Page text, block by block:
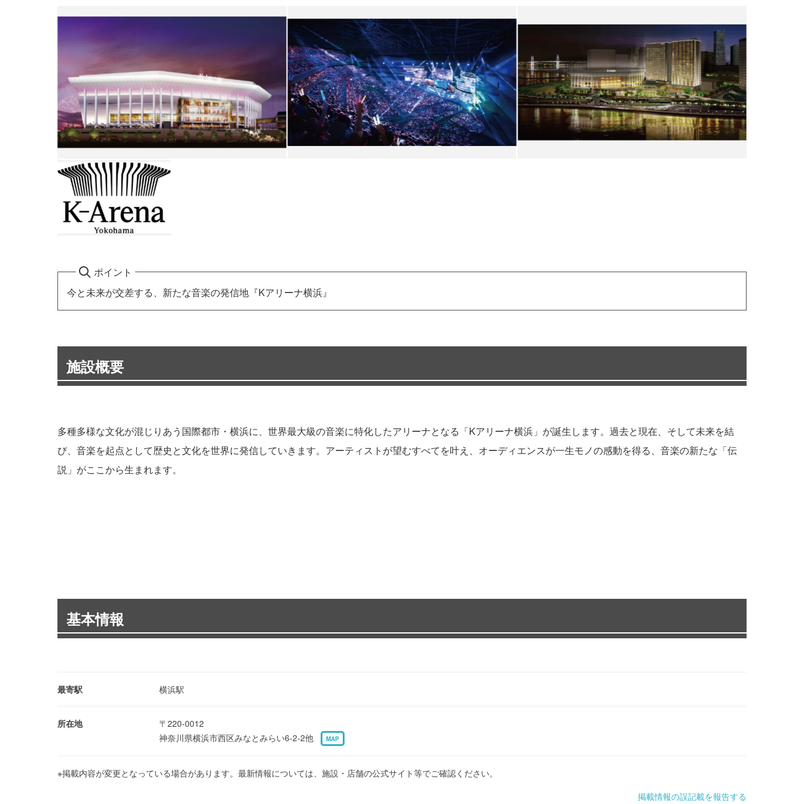
ポイント
今と未来が交差する、新たな音楽の発信地『Kアリーナ横浜』
施設概要
多種多様な文化が混じりあう国際都市・横浜に、世界最大級の音楽に特化したアリーナとなる「Kアリーナ横浜」が誕生します。過去と現在、そして未来を結
び、音楽を起点として歴史と文化を世界に発信していきます。アーティストが望むすべてを叶え、オーディエンスが一生モノの感動を得る、音楽の新たな「伝
説」がここから生まれます。
基本情報
最寄駅 横浜駅
所在地
〒220-0012
神奈川県横浜市西区みなとみらい6-2-2他
MAP
※掲載内容が変更となっている場合があります。最新情報については、施設・店舗の公式サイト等でご確認ください。
掲載情報の誤記載を報告する